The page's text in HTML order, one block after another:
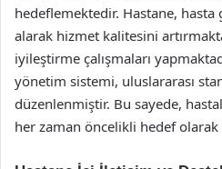
hedeflemektedir. Hastane,
alarak hizmet kalitesini
iyileştirme çalışmaları
yönetim sistemi, uluslararası
düzenlenmiştir. Bu sayede,
her zaman öncelikli hedef